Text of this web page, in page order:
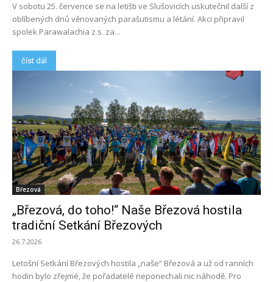
V sobotu 25. července se na letišti ve Slušovicích uskutečnil další z
oblíbených dnů věnovaných parašutismu a létání. Akci připravil
spolek Parawalachia z.s. za...
číst dál
Březová
„Březová, do toho!“ Naše Březová hostila
tradiční Setkání Březových
26.7.2026
Letošní Setkání Březových hostila „naše“ Březová a už od ranních
hodin bylo zřejmé, že pořadatelé neponechali nic náhodě. Pro